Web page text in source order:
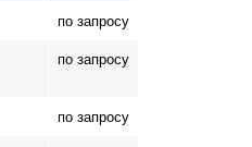
по запросу
по запросу
по запросу